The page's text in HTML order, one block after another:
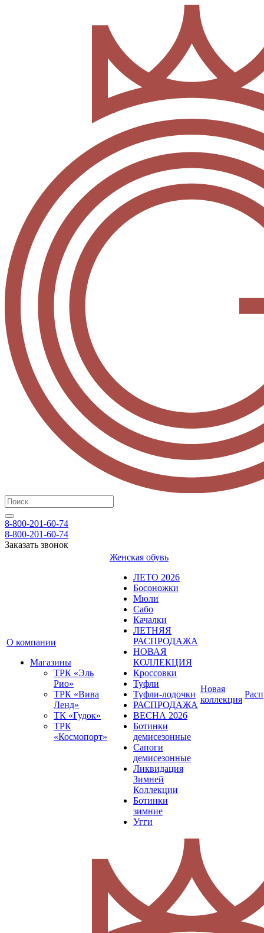
8-800-201-60-74
8-800-201-60-74
Заказать звонок
О компании
Магазины
ТРК «Эль
Рио»
ТРК «Вива
Ленд»
ТК «Гудок»
ТРК
«Космопорт»
Женская обувь
ЛЕТО 2026
Босоножки
Мюли
Сабо
Качалки
ЛЕТНЯЯ
РАСПРОДАЖА
НОВАЯ
КОЛЛЕКЦИЯ
Кроссовки
Туфли
Туфли-лодочки
РАСПРОДАЖА
ВЕСНА 2026
Ботинки
демисезонные
Сапоги
демисезонные
Ликвидация
Зимней
Коллекции
Ботинки
зимние
Угги
Новая
коллекция